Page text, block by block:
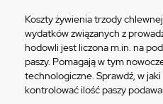
Koszty żywienia trzody
wydatków związanych z
hodowli jest liczona m.in. na
paszy. Pomagają w tym
technologiczne. Sprawdź, w
kontrolować ilość paszy